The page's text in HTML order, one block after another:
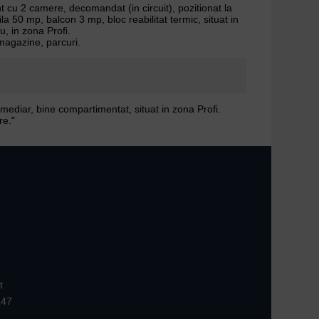
cu 2 camere, decomandat (in circuit), pozitionat la
50 mp, balcon 3 mp, bloc reabilitat termic, situat in
in zona Profi.
parcuri.
bine compartimentat, situat in zona Profi.